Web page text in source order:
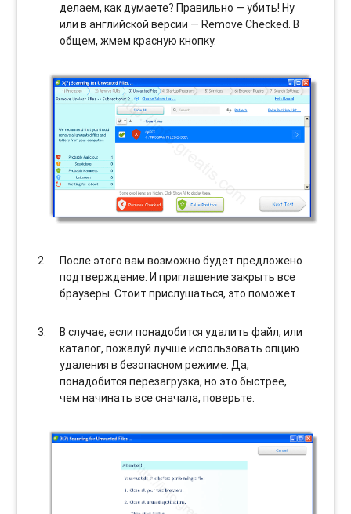
делаем, как думаете? Правильно — убить! Ну
или в английской версии — Remove Checked. В
общем, жмем красную кнопку.
После этого вам возможно будет предложено
подтверждение. И приглашение закрыть все
браузеры. Стоит прислушаться, это поможет.
В случае, если понадобится удалить файл, или
каталог, пожалуй лучше использовать опцию
удаления в безопасном режиме. Да,
понадобится перезагрузка, но это быстрее,
чем начинать все сначала, поверьте.